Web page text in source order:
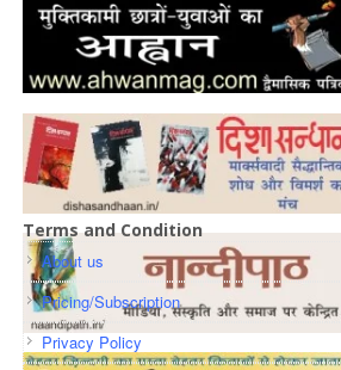
Terms and Condition
About us
Pricing/Subscription
Privacy Policy